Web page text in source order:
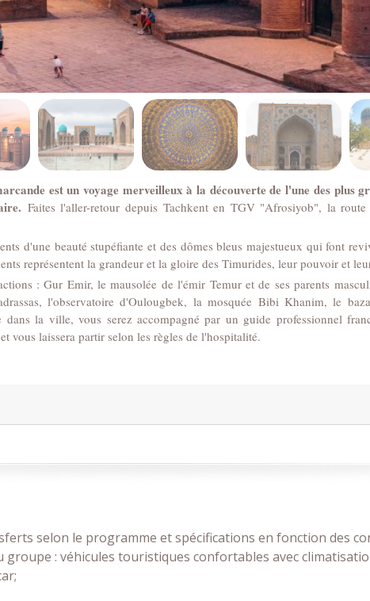
est un voyage merveilleux à la découverte de l'une des plus
Faites l'aller-retour depuis Tachkent en TGV "Afrosiyob", la
d'une beauté stupéfiante et des dômes bleus majestueux qui font
représentent la grandeur et la gloire des Timurides, leur pouvoir et
: Gur Emir, le mausolée de l'émir Temur et de ses parents
l'observatoire d'Oulougbek, la mosquée Bibi Khanim, le
dans la ville, vous serez accompagné par un guide professionnel
vous laissera partir selon les règles de l'hospitalité.
selon le programme et spécifications en fonction des
groupe : véhicules touristiques confortables avec